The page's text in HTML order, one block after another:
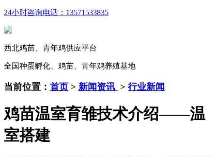
24小时咨询电话： 13571533835
西北鸡苗、青年鸡供应平台
全国种蛋孵化、鸡苗、青年鸡养殖基地
当前位置： 首页 > 新闻资讯 > 行业新闻
鸡苗温室育雏技术介绍——温
室搭建